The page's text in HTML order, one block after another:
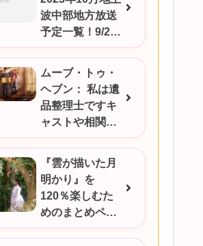
波中部地方放送
予定一覧！9/25
更新
ムーブ・トゥ・
ヘブン： 私は遺
品整理士ですキ
ャストや相関図
★あらすじをご
紹介/韓国ドラマ
『雲が描いた月
明かり』を
120％楽しむた
めのまとめペー
ジ